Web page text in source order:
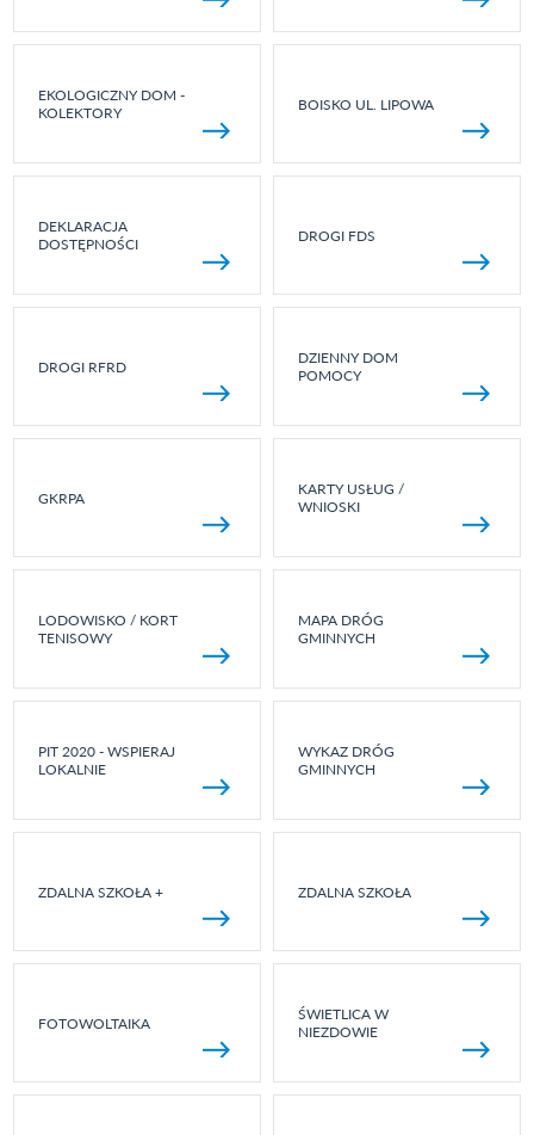
EKOLOGICZNY DOM -
KOLEKTORY
BOISKO UL. LIPOWA
DEKLARACJA
DOSTĘPNOŚCI
DROGI FDS
DROGI RFRD
DZIENNY DOM
POMOCY
GKRPA
KARTY USŁUG /
WNIOSKI
LODOWISKO / KORT
TENISOWY
MAPA DRÓG
GMINNYCH
PIT 2020 - WSPIERAJ
LOKALNIE
WYKAZ DRÓG
GMINNYCH
ZDALNA SZKOŁA + ZDALNA SZKOŁA
FOTOWOLTAIKA
ŚWIETLICA W
NIEZDOWIE